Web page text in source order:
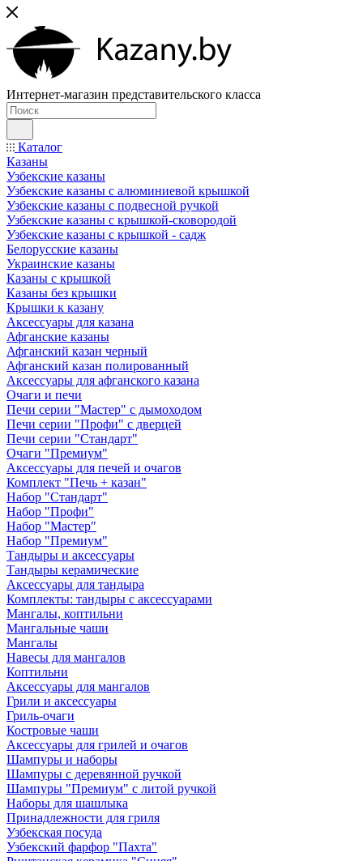
Интернет-магазин представительского класса
Каталог
Казаны
Узбекские казаны
Узбекские казаны с алюминиевой крышкой
Узбекские казаны с подвесной ручкой
Узбекские казаны с крышкой-сковородой
Узбекские казаны с крышкой - садж
Белорусские казаны
Украинские казаны
Казаны с крышкой
Казаны без крышки
Крышки к казану
Аксессуары для казана
Афганские казаны
Афганский казан черный
Афганский казан полированный
Аксессуары для афганского казана
Очаги и печи
Печи серии "Мастер" с дымоходом
Печи серии "Профи" с дверцей
Печи серии "Стандарт"
Очаги "Премиум"
Аксессуары для печей и очагов
Комплект "Печь + казан"
Набор "Стандарт"
Набор "Профи"
Набор "Мастер"
Набор "Премиум"
Тандыры и аксессуары
Тандыры керамические
Аксессуары для тандыра
Комплекты: тандыры с аксессуарами
Мангалы, коптильни
Мангальные чаши
Мангалы
Навесы для мангалов
Коптильни
Аксессуары для мангалов
Грили и аксессуары
Гриль-очаги
Костровые чаши
Аксессуары для грилей и очагов
Шампуры и наборы
Шампуры с деревянной ручкой
Шампуры "Премиум" с литой ручкой
Наборы для шашлыка
Принадлежности для гриля
Узбекская посуда
Узбекский фарфор "Пахта"